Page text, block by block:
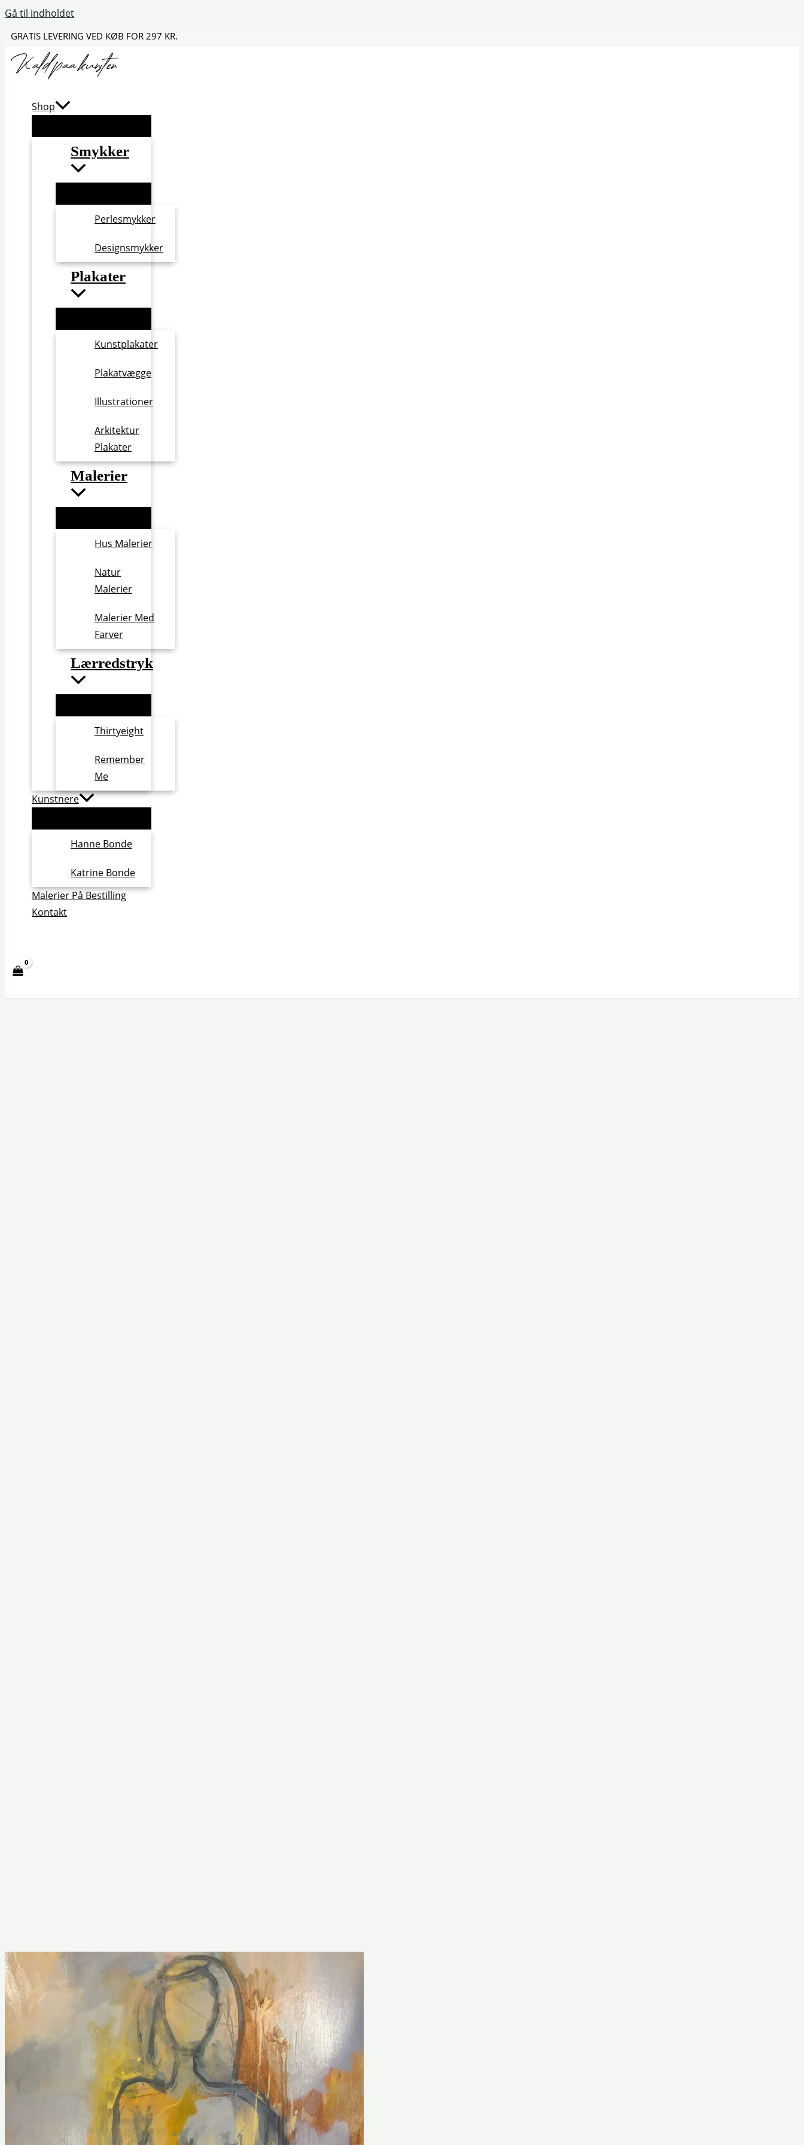
Gå til indholdet
GRATIS LEVERING VED KØB FOR 297 KR.
Shop
Smykker
Perlesmykker
Designsmykker
Plakater
Kunstplakater
Plakatvægge
Illustrationer
Arkitektur
Plakater
Malerier
Hus Malerier
Natur
Malerier
Malerier Med
Farver
Lærredstryk
Thirtyeight
Remember
Me
Kunstnere
Hanne Bonde
Katrine Bonde
Malerier På Bestilling
Kontakt